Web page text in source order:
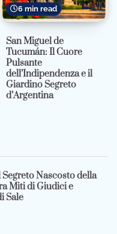
6 min read
San Miguel de
Tucumán: Il Cuore
Pulsante
dell’Indipendenza e il
Giardino Segreto
d’Argentina
Nascosto della
Miti di Giudici e
Sale